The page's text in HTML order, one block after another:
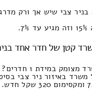
צבי שיש אך ורק
קטן של חדר אחד
1 חדרים? בעיר ניר צבי?
באיזור ניר צבי